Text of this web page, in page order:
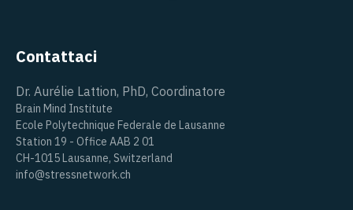
Contattaci
Dr. Aurélie Lattion, PhD, Coordinatore
Brain Mind Institute
Ecole Polytechnique Federale de Lausanne
Station 19 - Office AAB 2 01
CH-1015 Lausanne, Switzerland
info@stressnetwork.ch